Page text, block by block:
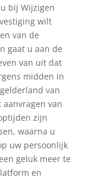
bij Wijzigen
wilt
van de
gaat u aan de
van uit dat
midden in
van
van
zijn
waarna u
uw persoonlijk
geluk meer te
en